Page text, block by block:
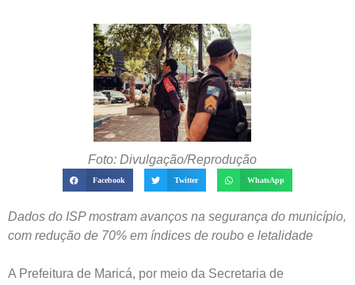
Foto: Divulgação/Reprodução
Facebook Twitter WhatsApp
Dados do ISP mostram avanços na segurança do município,
com redução de 70% em índices de roubo e letalidade
A Prefeitura de Maricá, por meio da Secretaria de